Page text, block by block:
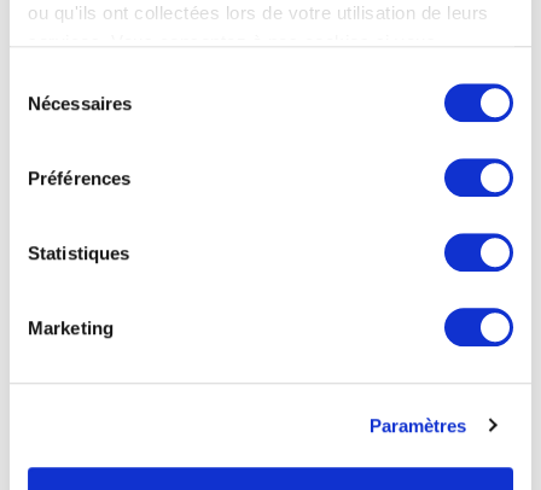
ou qu'ils ont collectées lors de votre utilisation de leurs
Nécessaires
Préférences
Statistiques
Marketing
Paramètres